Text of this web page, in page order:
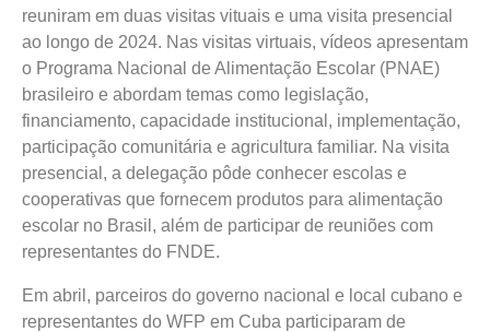
reuniram em duas visitas vituais e uma visita presencial
ao longo de 2024. Nas visitas virtuais, vídeos apresentam
o Programa Nacional de Alimentação Escolar (PNAE)
brasileiro e abordam temas como legislação,
financiamento, capacidade institucional, implementação,
participação comunitária e agricultura familiar. Na visita
presencial, a delegação pôde conhecer escolas e
cooperativas que fornecem produtos para alimentação
escolar no Brasil, além de participar de reuniões com
representantes do FNDE.
Em abril, parceiros do governo nacional e local cubano e
representantes do WFP em Cuba participaram de